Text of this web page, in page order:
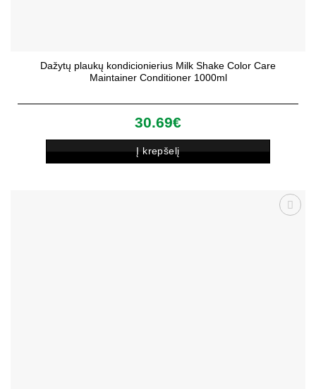
Dažytų plaukų kondicionierius Milk Shake Color Care
Maintainer Conditioner 1000ml
30.69€
Į krepšelį